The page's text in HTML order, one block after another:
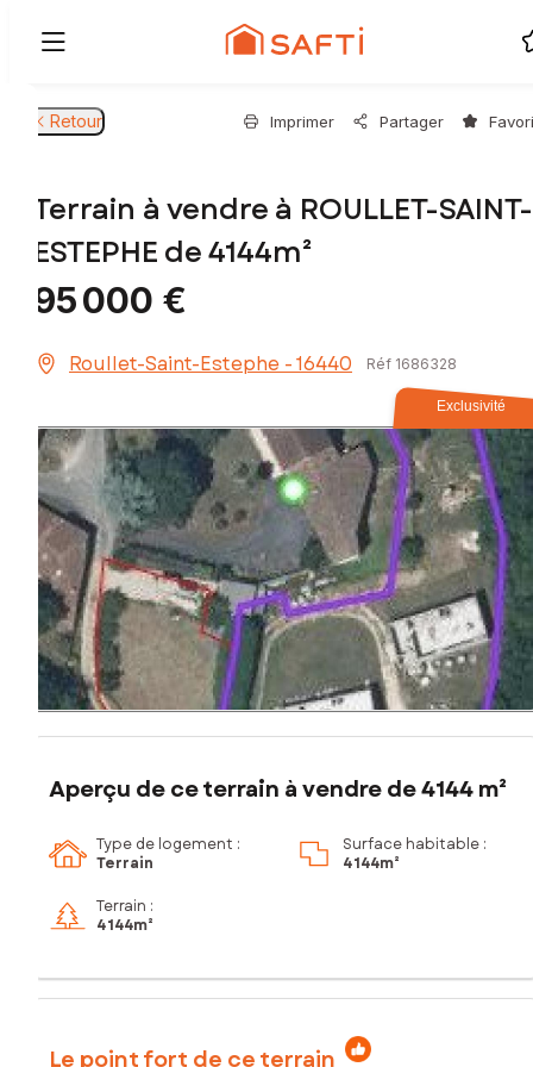
Retour Imprimer Partager
Terrain à vendre à ROULLET-SAINT-
ESTEPHE de 4144m²
95 000 €
Roullet-Saint-Estephe - 16440 Réf 1686328
Exclusivité
Aperçu de ce terrain à vendre de 4144 m²
Type de logement :
Terrain
Surface habitable :
4 144m²
Terrain :
4 144m²
Le point fort de ce terrain